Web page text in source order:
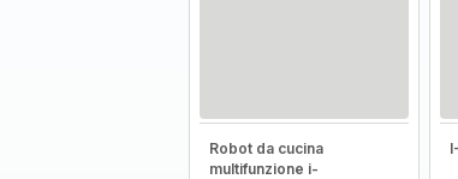
Robot da cucina
multifunzione i-